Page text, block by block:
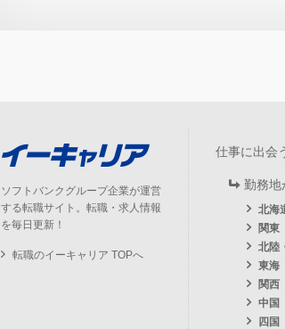
ソフトバンクグループ企業が運営
する転職サイト。転職・求人情報
を毎日更新！
転職のイーキャリア TOPへ
仕事に出会
勤務地
北海
関東
北陸
東海
関西
中国
四国